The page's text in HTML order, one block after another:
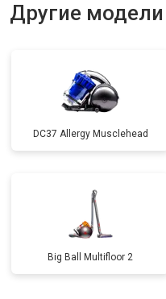
Другие
DC37 Allergy Musclehead
Big Ball Multifloor 2